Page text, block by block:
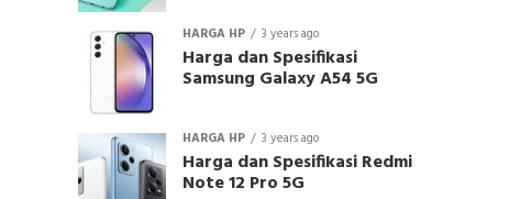
HARGA HP 3 years ago
Harga dan Spesifikasi
Samsung Galaxy A54 5G
HARGA HP 3 years ago
Harga dan Spesifikasi Redmi
Note 12 Pro 5G